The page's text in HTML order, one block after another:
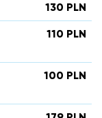
130 PLN
110 PLN
100 PLN